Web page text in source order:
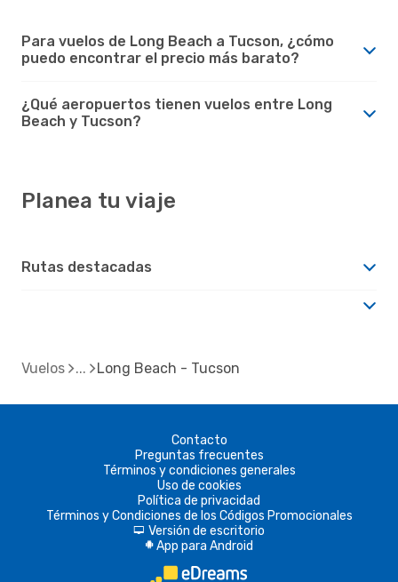
Para vuelos de Long Beach a Tucson, ¿cómo
puedo encontrar el precio más barato?
¿Qué aeropuertos tienen vuelos entre Long
Beach y Tucson?
Planea tu viaje
Rutas destacadas
Vuelos Long Beach - Tucson
Contacto
Preguntas frecuentes
Términos y condiciones generales
Uso de cookies
Política de privacidad
Términos y Condiciones de los Códigos Promocionales
d Versión de escritorio
A App para Android